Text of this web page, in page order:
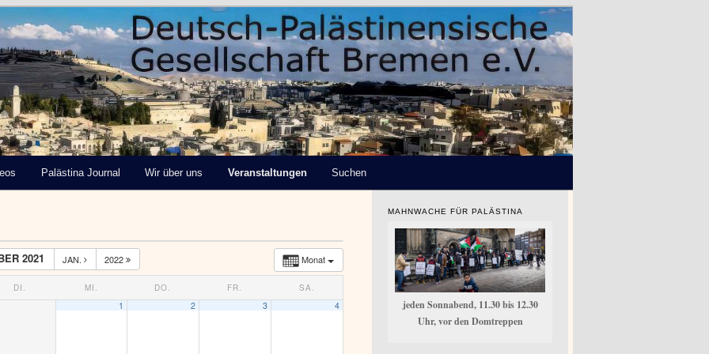
Gesellschaft
Palästina Journal Wir über uns Veranstaltungen Suchen
Monat
2021 JAN. 2022
DI. MI. DO. FR. SA.
1 2 3 4
MAHNWACHE FÜR PALÄSTINA
jeden Sonnabend, 11.30 bis 12.30
Uhr, vor den Domtreppen